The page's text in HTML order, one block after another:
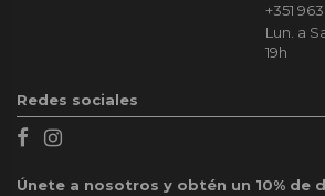
+351
Lun. a
19h
Redes sociales
Únete a nosotros y obtén un 10% de